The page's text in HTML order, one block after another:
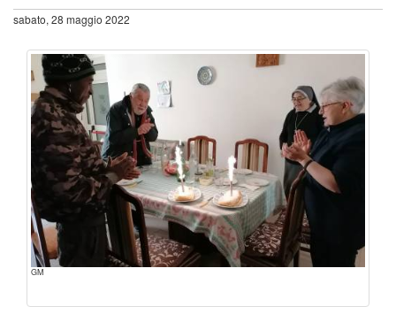
sabato, 28 maggio 2022
GM